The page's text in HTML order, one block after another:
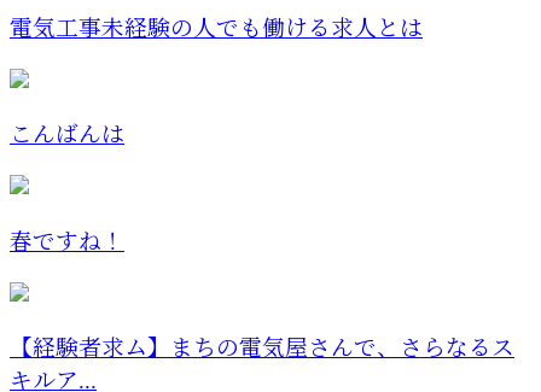
電気工事未経験の人でも働ける求人とは
こんばんは
春ですね！
【経験者求ム】まちの電気屋さんで、さらなるス
キルア...